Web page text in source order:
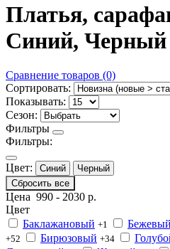
Платья,
Синий, Черный
Сравнение товаров (0)
Сортировать:
Показывать:
Сезон:
Фильтры
Фильтры:
Цвет: Синий
Черный
Сбросить все
Цена 990 - 2030 р.
Цвет
Баклажановый +1 Бежевый
+52 Бирюзовый +34